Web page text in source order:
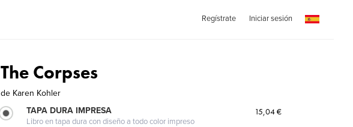
Regístrate Iniciar sesión
The Corpses
de Karen Kohler
TAPA DURA IMPRESA
Libro en tapa dura con diseño a todo color impreso
15,04 €